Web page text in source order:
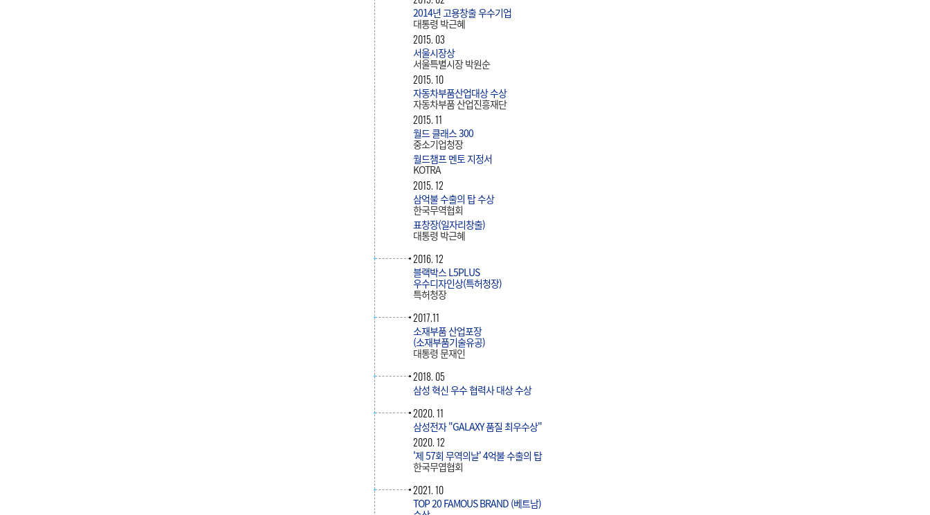
2014년 고용창출 우수기업
대통령 박근혜
2015. 03
서울시장상
서울특별시장 박원순
2015. 10
자동차부품산업대상 수상
자동차부품 산업진흥재단
2015. 11
월드 클래스 300
중소기업청장
월드챔프 멘토 지정서
KOTRA
2015. 12
삼억불 수출의 탑 수상
한국무역협회
표창장(일자리창출)
대통령 박근혜
2016. 12
블랙박스 L5PLUS
우수디자인상(특허청장)
특허청장
2017.11
소재부품 산업포장
(소재부품기술유공)
대통령 문재인
2018. 05
삼성 혁신 우수 협력사 대상 수상
2020. 11
삼성전자 "GALAXY 품질 최우수상"
2020. 12
'제 57회 무역의날' 4억불 수출의 탑
한국무엽협회
2021. 10
TOP 20 FAMOUS BRAND (베트남)